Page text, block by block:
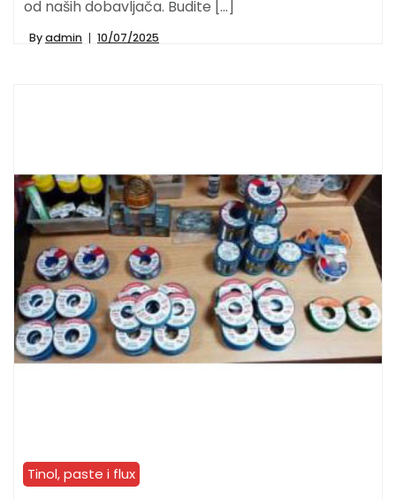
od naših dobavljača. Budite […]
Byadmin 10/07/2025
Tinol, paste i flux